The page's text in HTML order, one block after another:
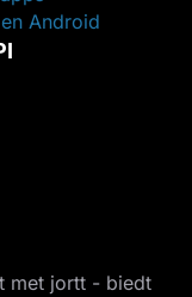
Android
met jortt - biedt